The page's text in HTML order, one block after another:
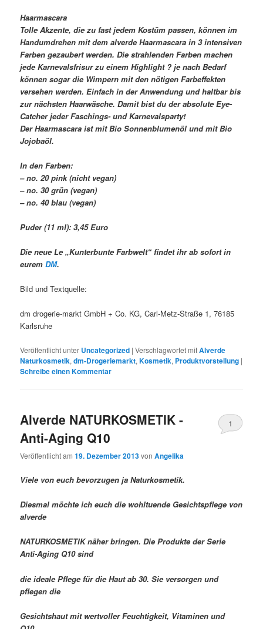
Haarmascara
Tolle Akzente, die zu fast jedem Kostüm passen, können im
Handumdrehen mit dem alverde Haarmascara in 3 intensiven
Farben gezaubert werden. Die strahlenden Farben machen
jede Karnevalsfrisur zu einem Highlight ? je nach Bedarf
können sogar die Wimpern mit den nötigen Farbeffekten
versehen werden. Einfach in der Anwendung und haltbar bis
zur nächsten Haarwäsche. Damit bist du der absolute Eye-
Catcher jeder Faschings- und Karnevalsparty!
Der Haarmascara ist mit Bio Sonnenblumenöl und mit Bio
Jojobaöl.
In den Farben:
– no. 20 pink (nicht vegan)
– no. 30 grün (vegan)
– no. 40 blau (vegan)
Puder (11 ml): 3,45 Euro
Die neue Le „Kunterbunte Farbwelt“ findet ihr ab sofort in
euremDM.
Bild und Textquelle:
dm drogerie-markt GmbH + Co. KG, Carl-Metz-Straße 1, 76185
Karlsruhe
Veröffentlicht unter Uncategorized |Verschlagwortet mitAlverde
Naturkosmetik,dm-Drogeriemarkt,Kosmetik, Produktvorstellung |
Schreibe einen Kommentar
Alverde NATURKOSMETIK -
Anti-Aging Q10
Veröffentlicht am19. Dezember 2013vonAngelika
1
Viele von euch bevorzugen ja Naturkosmetik.
Diesmal möchte ich euch die wohltuende Gesichtspflege von
alverde
NATURKOSMETIK näher bringen. Die Produkte der Serie
Anti-Aging Q10 sind
die ideale Pflege für die Haut ab 30. Sie versorgen und
pflegen die
Gesichtshaut mit wertvoller Feuchtigkeit, Vitaminen und